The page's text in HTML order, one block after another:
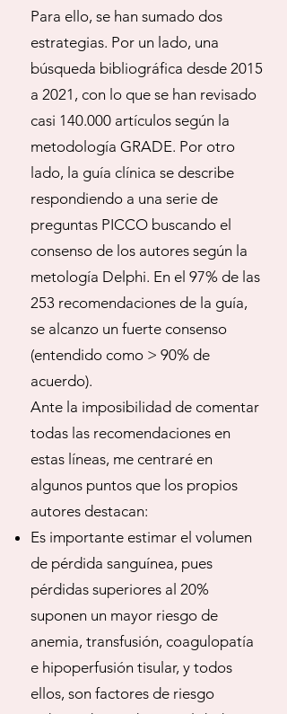
Para ello, se han sumado dos
estrategias. Por un lado, una
búsqueda bibliográfica desde 2015
a 2021, con lo que se han revisado
casi 140.000 artículos según la
metodología GRADE. Por otro
lado, la guía clínica se describe
respondiendo a una serie de
preguntas PICCO buscando el
consenso de los autores según la
metología Delphi. En el 97% de las
253 recomendaciones de la guía,
se alcanzo un fuerte consenso
(entendido como > 90% de
acuerdo).
Ante la imposibilidad de comentar
todas las recomendaciones en
estas líneas, me centraré en
algunos puntos que los propios
autores destacan:
Es importante estimar el volumen
de pérdida sanguínea, pues
pérdidas superiores al 20%
suponen un mayor riesgo de
anemia, transfusión, coagulopatía
e hipoperfusión tisular, y todos
ellos, son factores de riesgo